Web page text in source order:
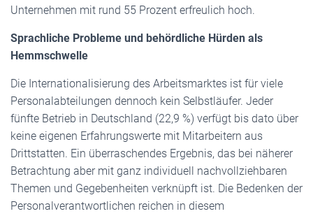
Unternehmen mit rund 55 Prozent erfreulich hoch.
Sprachliche Probleme und behördliche Hürden als
Hemmschwelle
Die Internationalisierung des Arbeitsmarktes ist für viele
Personalabteilungen dennoch kein Selbstläufer. Jeder
fünfte Betrieb in Deutschland (22,9 %) verfügt bis dato über
keine eigenen Erfahrungswerte mit Mitarbeitern aus
Drittstatten. Ein überraschendes Ergebnis, das bei näherer
Betrachtung aber mit ganz individuell nachvollziehbaren
Themen und Gegebenheiten verknüpft ist. Die Bedenken der
Personalverantwortlichen reichen in diesem